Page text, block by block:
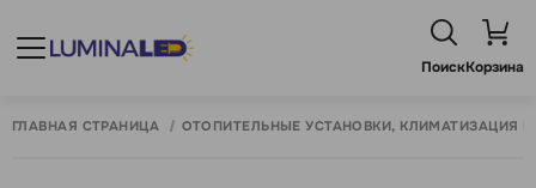
ПоискКорзина
ГЛАВНАЯ СТРАНИЦА ОТОПИТЕЛЬНЫЕ УСТАНОВКИ, КЛИМАТИЗАЦИЯ